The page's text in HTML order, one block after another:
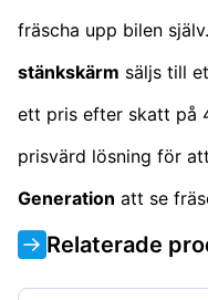
fräscha upp bilen
stänkskärm säljs till
ett pris efter skatt på
prisvärd lösning för
Generation att se
Relaterade